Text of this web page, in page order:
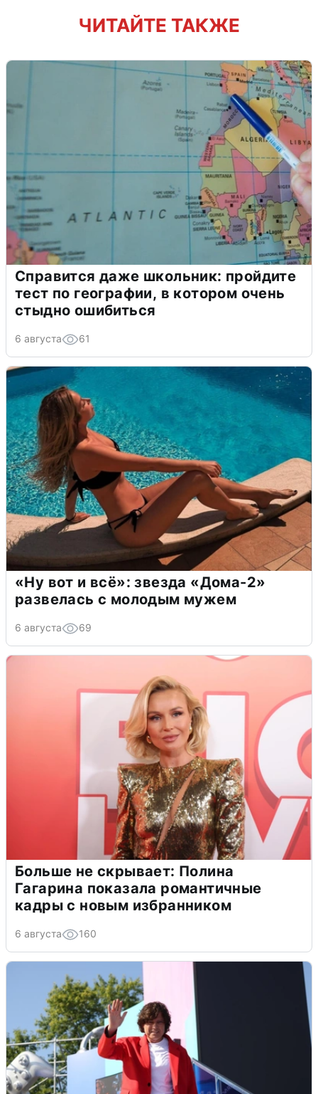
ЧИТАЙТЕ ТАКЖЕ
Справится даже школьник: пройдите
тест по географии, в котором очень
стыдно ошибиться
6 августа 61
«Ну вот и всё»: звезда «Дома-2»
развелась с молодым мужем
6 августа 69
Больше не скрывает: Полина
Гагарина показала романтичные
кадры с новым избранником
6 августа 160